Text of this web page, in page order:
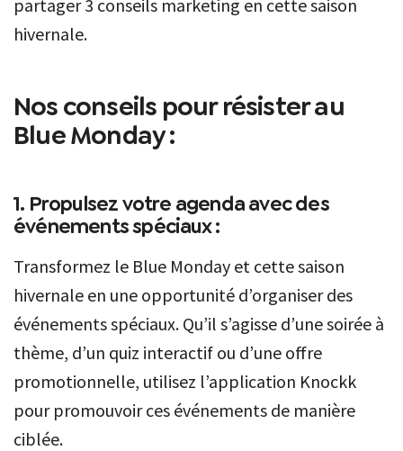
partager 3 conseils marketing en cette saison
hivernale.
Nos conseils pour résister au
Blue Monday :
1. Propulsez votre agenda avec des
événements spéciaux :
Transformez le Blue Monday et cette saison
hivernale en une opportunité d’organiser des
événements spéciaux. Qu’il s’agisse d’une soirée à
thème, d’un quiz interactif ou d’une offre
promotionnelle, utilisez l’application Knockk
pour promouvoir ces événements de manière
ciblée.